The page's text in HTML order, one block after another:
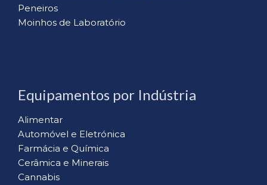
Peneiros
Moinhos de Laboratório
Equipamentos por Indústria
Alimentar
Automóvel e Eletrónica
Farmácia e Química
Cerâmica e Minerais
Cannabis